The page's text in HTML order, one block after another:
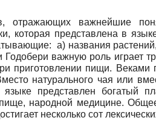
отражающих важнейшие
которая представлена в
а) названия
важную роль играет
приготовлении пищи. Веками
натурального чая или
представлен богатый
народной медицине.
несколько сот